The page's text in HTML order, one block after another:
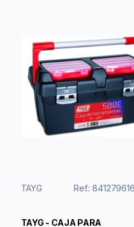
TAYG Ref.:
TAYG - CAJA PARA